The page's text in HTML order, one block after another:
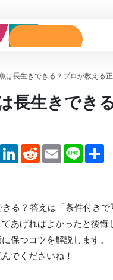
は長生きできる？プロが教える
長生きでき
WhatsAppLinkedInRedditEmail Line
る？答えは「条件付き
あげればよかったと後
保つコツを解説します
でくださいね！